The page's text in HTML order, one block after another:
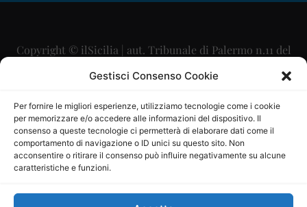
Gestisci Consenso Cookie
Per fornire le migliori esperienze, utilizziamo tecnologie come i cookie
per memorizzare e/o accedere alle informazioni del dispositivo. Il
consenso a queste tecnologie ci permetterà di elaborare dati come il
comportamento di navigazione o ID unici su questo sito. Non
acconsentire o ritirare il consenso può influire negativamente su alcune
caratteristiche e funzioni.
Copyright © ilSicilia | aut. Tribunale di Palermo n.11 del
29/09/2015
Direttore Editoriale: Maurizio Scaglione
Direttore Responsabile: Maria Calabrese